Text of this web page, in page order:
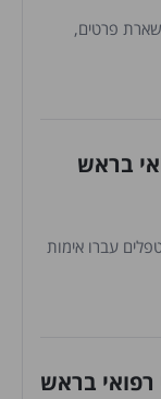
פרטים,
בראש
עברו אימות
בראש